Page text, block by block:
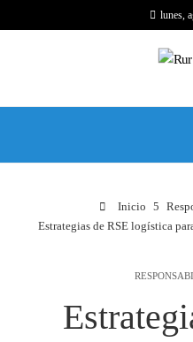
lunes,
Inicio
Estrategias de RSE logística